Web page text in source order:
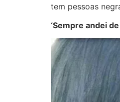
tem pessoas
‘Sempre andei